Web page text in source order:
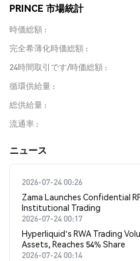
PRINCE 市場統計
時価総額
完全希薄化時価総額
24時間取引です/時価総額
循環供給量
総供給量
流通率
​​ニュース​​
2026-07-24 00:26
Zama Launches Confidential
Institutional Trading
2026-07-24 00:17
Hyperliquid's RWA Trading
Assets, Reaches 54% Share
2026-07-24 00:14